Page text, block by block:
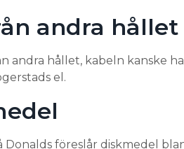
andra hållet
andra hållet, kabeln kanske
el.
Donalds föreslår diskmedel